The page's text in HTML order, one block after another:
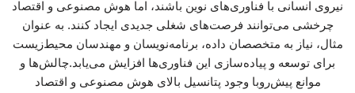
نیروی انسانی با فناوری‌های نوین باشند، اما هوش مصنوعی و اقتصاد
چرخشی می‌توانند فرصت‌های شغلی جدیدی ایجاد کنند. به عنوان
مثال، نیاز به متخصصان داده، برنامه‌نویسان و مهندسان محیط‌زیست
برای توسعه و پیاده‌سازی این فناوری‌ها افزایش می‌یابد.چالش‌ها و
موانع پیش‌روبا وجود پتانسیل بالای هوش مصنوعی و اقتصاد